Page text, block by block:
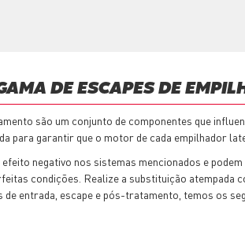
DE ESCAPES DE
são um conjunto de componentes que
para garantir que o motor de cada empilhador
negativo nos sistemas mencionados e
condições. Realize a substituição atempada
de entrada, escape e pós-tratamento, temos os